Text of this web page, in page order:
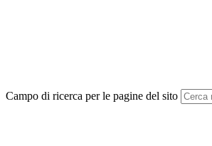
Campo di ricerca per le pagine del sito